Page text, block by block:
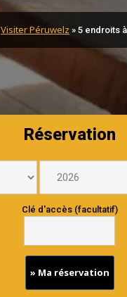
Visiter Péruwelz » 5 endroits
Réservation
Clé d'accès (facultatif)
» Ma réservation